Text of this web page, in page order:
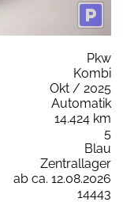
Pkw
Kombi
Okt / 2025
Automatik
14.424 km
5
Blau
Zentrallager
ab ca. 12.08.2026
14443